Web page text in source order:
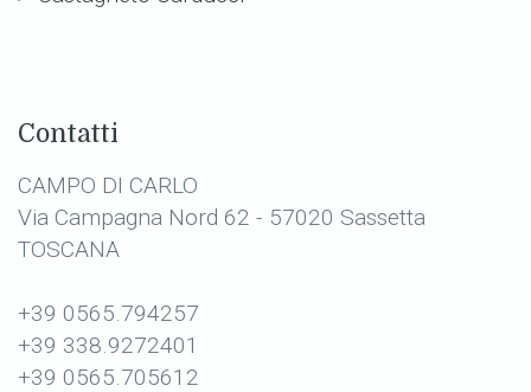
Contatti
CAMPO DI CARLO
Via Campagna Nord 62 - 57020 Sassetta
TOSCANA
+39 0565.794257
+39 338.9272401
+39 0565.705612